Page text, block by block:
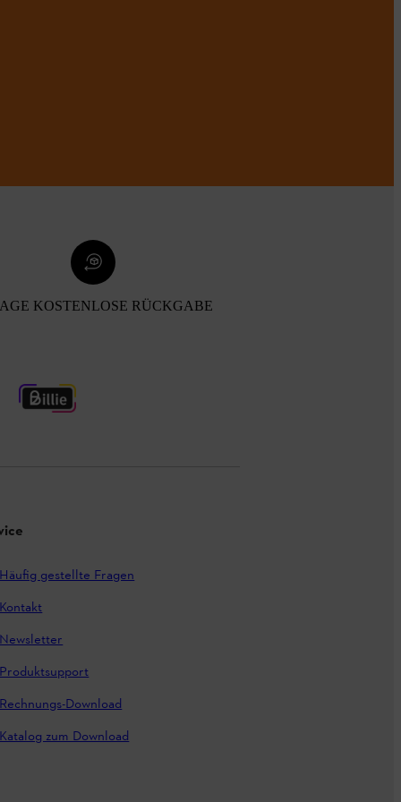
KOSTENLOSE RÜCKGABE
Häufig gestellte Fragen
Kontakt
Newsletter
Produktsupport
Rechnungs-Download
Katalog zum Download